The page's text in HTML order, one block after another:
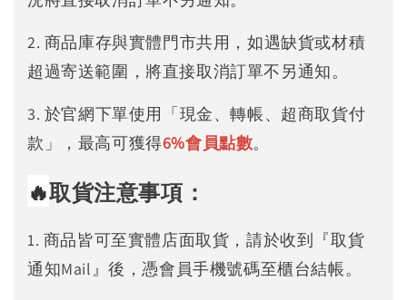
2. 商品庫存與實體門市共用，如遇缺貨或材積
超過寄送範圍，將直接取消訂單不另通知。
3. 於官網下單使用「現金、轉帳、超商取貨付
款」，最高可獲得6%會員點數。
🔥取貨注意事項：
1. 商品皆可至實體店面取貨，請於收到『取貨
通知Mail』後，憑會員手機號碼至櫃台結帳。